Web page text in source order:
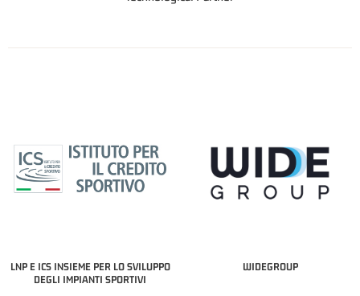
LNP E ICS INSIEME PER LO SVILUPPO
DEGLI IMPIANTI SPORTIVI
WIDEGROUP